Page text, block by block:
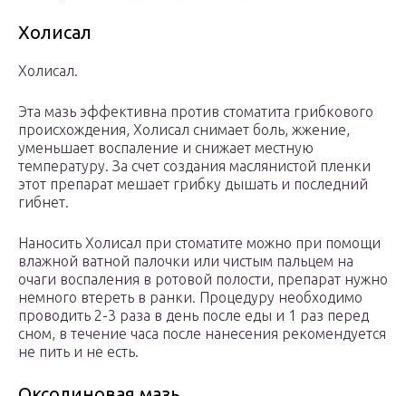
Холисал
Холисал.
Эта мазь эффективна против стоматита грибкового
происхождения, Холисал снимает боль, жжение,
уменьшает воспаление и снижает местную
температуру. За счет создания маслянистой пленки
этот препарат мешает грибку дышать и последний
гибнет.
Наносить Холисал при стоматите можно при помощи
влажной ватной палочки или чистым пальцем на
очаги воспаления в ротовой полости, препарат нужно
немного втереть в ранки. Процедуру необходимо
проводить 2-3 раза в день после еды и 1 раз перед
сном, в течение часа после нанесения рекомендуется
не пить и не есть.